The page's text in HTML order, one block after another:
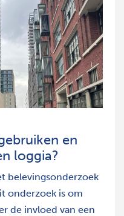
en
loggia?
belevingsonderzoek
onderzoek is om
de invloed van een